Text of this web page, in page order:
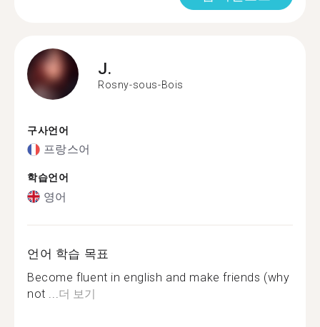
J.
Rosny-sous-Bois
구사언어
프랑스어
학습언어
영어
언어 학습 목표
Become fluent in english and make friends (why
not ... 더 보기